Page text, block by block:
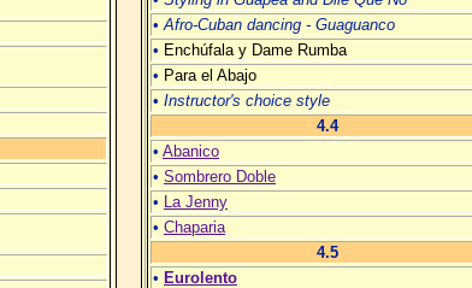
•Afro-Cuban dancing - Guaguanco
• Enchúfala y Dame Rumba
• Para el Abajo
• Instructor's choice style
4.4
• Abanico
• Sombrero Doble
• La Jenny
• Chaparia
4.5
• Eurolento